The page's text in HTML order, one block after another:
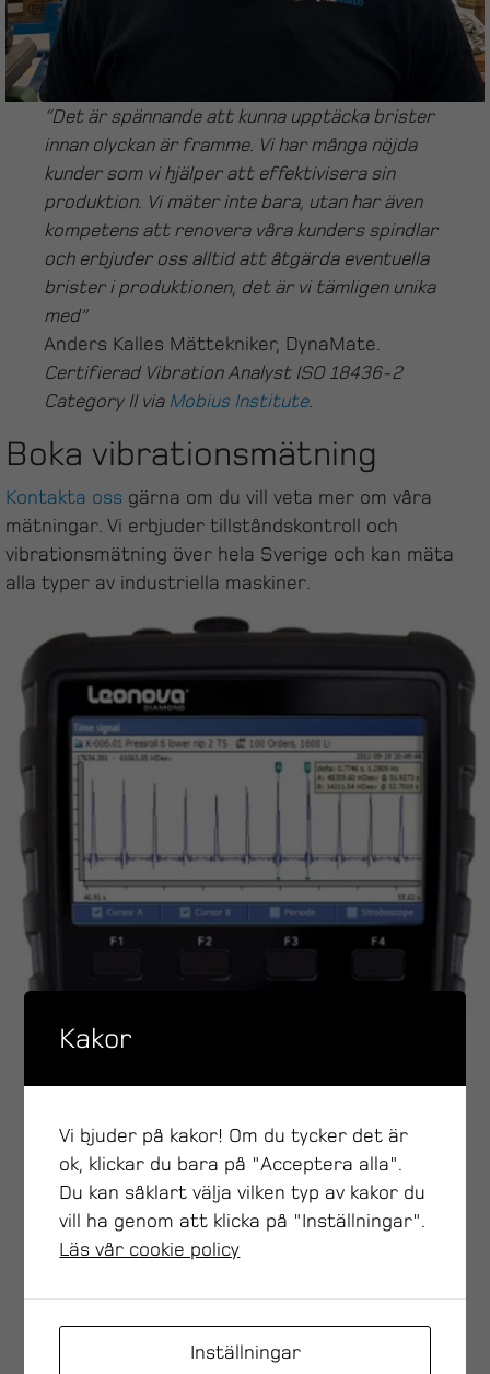
“Det är spännande att kunna upptäcka brister
innan olyckan är framme. Vi har många nöjda
kunder som vi hjälper att effektivisera sin
produktion. Vi mäter inte bara, utan har även
kompetens att renovera våra kunders spindlar
och erbjuder oss alltid att åtgärda eventuella
brister i produktionen, det är vi tämligen unika
med”
Anders Kalles Mättekniker, DynaMate.
Certifierad Vibration Analyst ISO 18436-2
Category II via Mobius Institute.
Boka vibrationsmätning
Kontakta oss gärna om du vill veta mer om våra
mätningar. Vi erbjuder tillståndskontroll och
vibrationsmätning över hela Sverige och kan mäta
alla typer av industriella maskiner.
Kakor
Vi bjuder på kakor! Om du tycker det är
ok, klickar du bara på "Acceptera alla".
Du kan såklart välja vilken typ av kakor du
vill ha genom att klicka på "Inställningar".
Läs vår cookie policy
Inställningar